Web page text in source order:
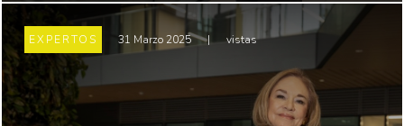
EXPERTOS 31 Marzo 2025 | vistas